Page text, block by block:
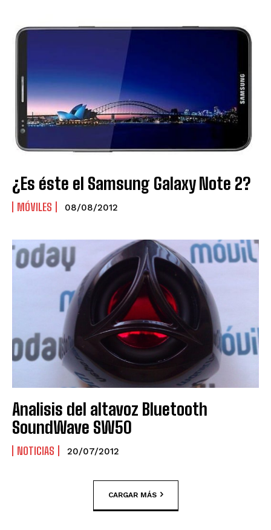
¿Es éste el Samsung Galaxy Note 2?
MÓVILES 08/08/2012
Analisis del altavoz Bluetooth
SoundWave SW50
NOTICIAS 20/07/2012
CARGAR MÁS